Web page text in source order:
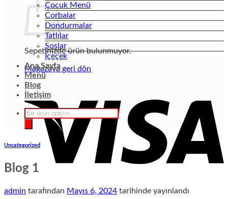
Sepetinizde ürün bulunmuyor.
Mağazaya geri dön
Çocuk Menü
Corbalar
Dondurmalar
Tatlılar
Soslar
İçeçek
Ana Sayfa
Menü
Blog
İletişim
Products
search
Uncategorized
Blog 1
admin tarafından Mayıs 6, 2024 tarihinde yayınlandı